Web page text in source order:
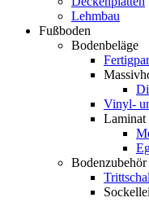
Lehmbau
Fußboden
Bodenbeläge
Vinyl-
Laminat
Bodenzubehör